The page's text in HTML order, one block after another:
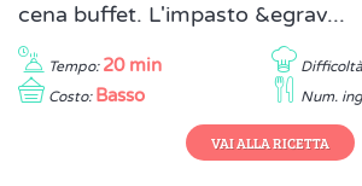
cena buffet. L'impasto &egrav...
Tempo: 20 min
Costo: Basso Num.
VAI ALLA RICETTA